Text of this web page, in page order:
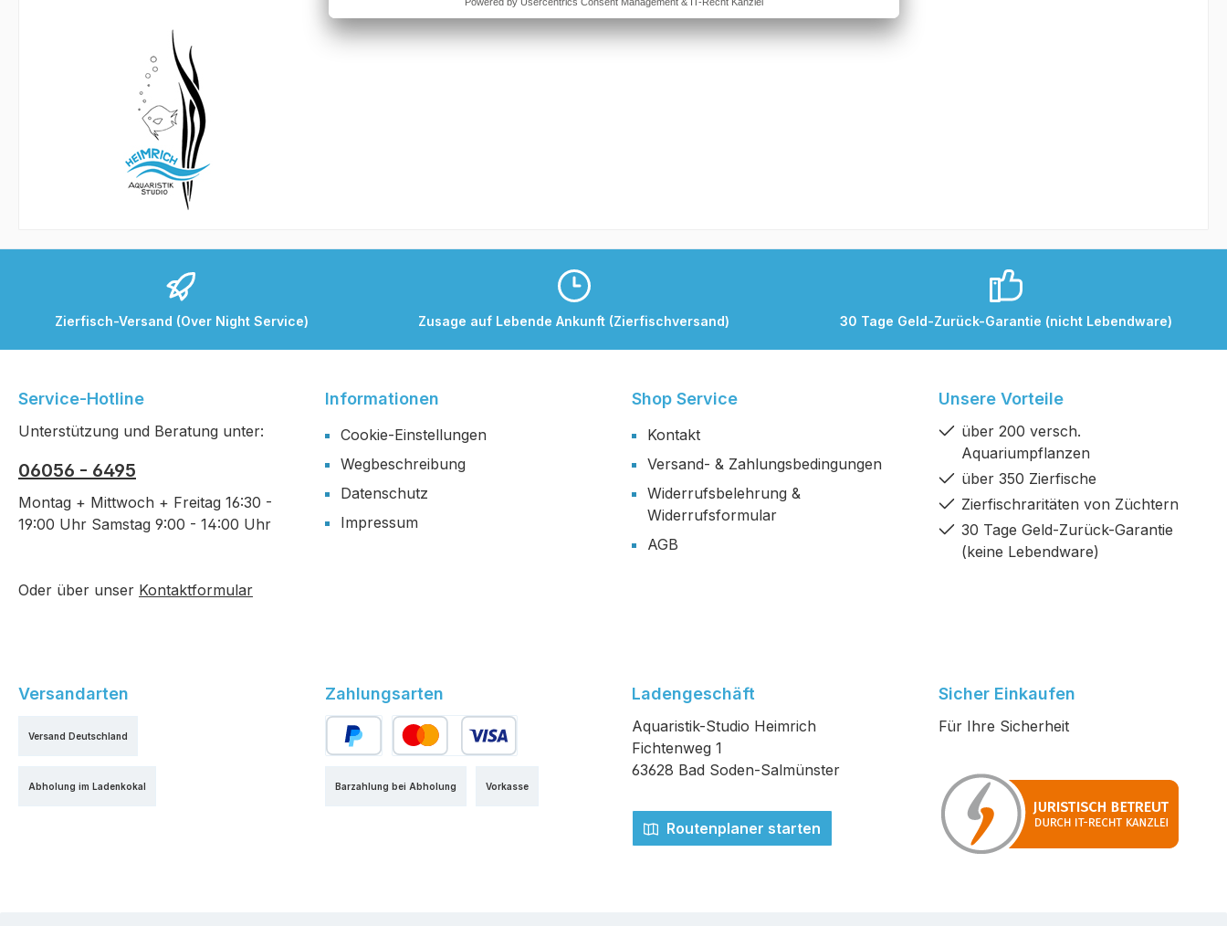
Zierfisch-Versand (Over Night Service) Zusage auf Lebende Ankunft (Zierfischversand) 30 Tage Geld-Zurück-Garantie (nicht Lebendware)
Service-Hotline
Unterstützung und Beratung unter:
06056 - 6495
Montag + Mittwoch + Freitag 16:30 -
19:00 Uhr Samstag 9:00 - 14:00 Uhr
Oder über unser Kontaktformular
Informationen
Cookie-Einstellungen
Wegbeschreibung
Datenschutz
Impressum
Shop Service
Kontakt
Versand- & Zahlungsbedingungen
Widerrufsbelehrung &
Widerrufsformular
AGB
Unsere Vorteile
über 200 versch.
Aquariumpflanzen
über 350 Zierfische
Zierfischraritäten von Züchtern
30 Tage Geld-Zurück-Garantie
(keine Lebendware)
Versandarten
Versand Deutschland
Abholung im Ladenkokal
Zahlungsarten
Vorkasse
Barzahlung bei Abholung
Ladengeschäft
Aquaristik-Studio Heimrich
Fichtenweg 1
63628 Bad Soden-Salmünster
Routenplaner starten
Sicher Einkaufen
Für Ihre Sicherheit